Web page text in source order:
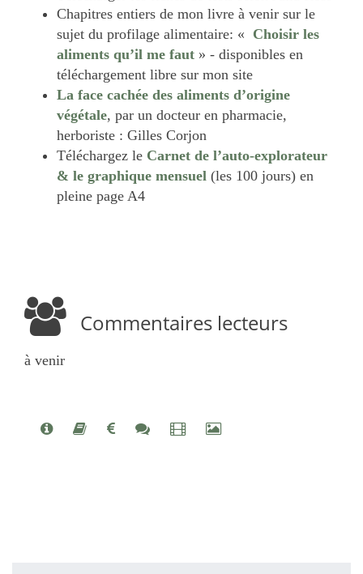
Chapitres entiers de mon livre à venir sur le
sujet du profilage alimentaire: « Choisir les
aliments qu’il me faut » - disponibles en
téléchargement libre sur mon site
La face cachée des aliments d’origine
végétale, par un docteur en pharmacie,
herboriste : Gilles Corjon
Téléchargez le Carnet de l’auto-explorateur
& le graphique mensuel (les 100 jours) en
pleine page A4
Commentaires lecteurs
à venir